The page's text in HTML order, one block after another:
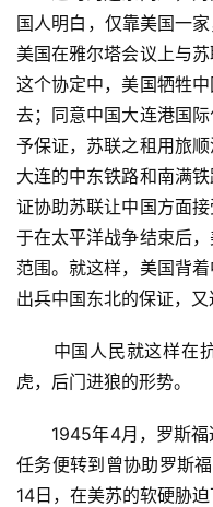
国人明白，仅靠美国一
美国在雅尔塔会议上与
这个协定中，美国牺牲
去；同意中国大连港国
予保证，苏联之租用旅
大连的中东铁路和南满
证协助苏联让中国方面
于在太平洋战争结束后
范围。就这样，美国背
出兵中国东北的保证，又
中国人民就这样在抗
虎，后门进狼的形势。
1945年4月，罗斯福
任务便转到曾协助罗斯
14日，在美苏的软硬胁